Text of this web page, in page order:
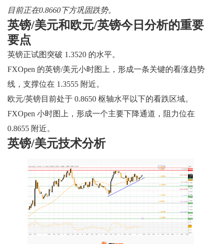
目前正在0.8660下方巩固跌势。
英镑/美元和欧元/英镑今日分析的重要
要点
英镑正试图突破 1.3520 的水平。
FXOpen 的英镑/美元小时图上，形成一条关键的看涨趋势
线，支撑位在 1.3555 附近。
欧元/英镑目前处于 0.8650 枢轴水平以下的看跌区域。
FXOpen 小时图上，形成一个主要下降通道，阻力位在
0.8655 附近。
英镑/美元技术分析